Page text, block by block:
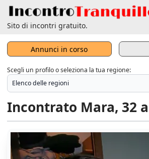
Sito di incontri gratuito.
Annunci in corso
Scegli un profilo o seleziona la tua regione:
Incontrato Mara, 32